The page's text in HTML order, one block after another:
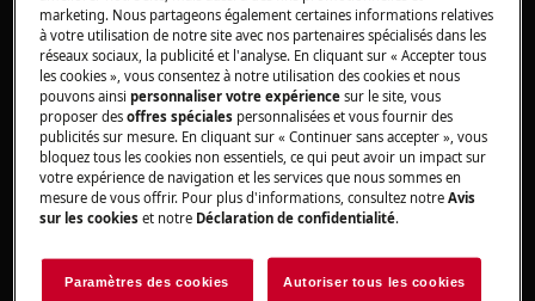
Activez cette fonction pour obtenir le
niveau de cuisson souhaité plus
rapidement. Lorsqu'elle est activée, la zone
commence par chauffer au niveau de
cuisson le plus élevé, puis revient au
niveau de cuisson souhaité.
Lorsque "A" est affiché, le niveau le plus
niveau est automatiquement ajusté vers le
bas.
marketing. Nous partageons également certaines informations relatives
à votre utilisation de notre site avec nos partenaires spécialisés dans les
réseaux sociaux, la publicité et l'analyse. En cliquant sur « Accepter tous
les cookies », vous consentez à notre utilisation des cookies et nous
pouvons ainsipersonnaliser votre expériencesur le site, vous
proposer desoffres spéciales personnalisées et vous fournir des
publicités sur mesure. En cliquant sur « Continuer sans accepter », vous
bloquez tous les cookies non essentiels, ce qui peut avoir un impact sur
votre expérience de navigation et les services que nous sommes en
mesure de vous offrir. Pour plus d'informations, consultez notreAvis
sur les cookies et notre Déclaration de confidentialité.
Paramètres des cookies Autoriser tous les cookies